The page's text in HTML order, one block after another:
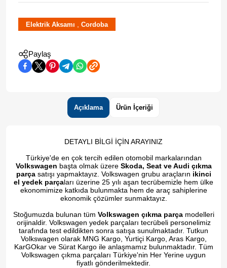
Elektrik Aksamı , Cordoba
Paylaş
Açıklama Ürün İçeriği
DETAYLI BİLGİ İÇİN ARAYINIZ
Türkiye'de en çok tercih edilen otomobil markalarından
Volkswagen başta olmak üzere Skoda, Seat ve Audi çıkma
parçasatışı yapmaktayız. Volkswagen grubu araçların ikinci
el yedek parçaları üzerine 25 yılı aşan tecrübemizle hem ülke
ekonomimize katkıda bulunmakta hem de araç sahiplerine
ekonomik çözümler sunmaktayız.
Stoğumuzda bulunan tüm Volkswagen çıkma parçamodelleri
orijinaldir. Volkswagen yedek parçaları tecrübeli personelimiz
tarafında test edildikten sonra satışa sunulmaktadır. Tutkun
Volkswagen olarak MNG Kargo, Yurtiçi Kargo, Aras Kargo,
KarGOkar ve Sürat Kargo ile anlaşmamız bulunmaktadır. Tüm
Volkswagen çıkma parçaları Türkiye'nin Her Yerine uygun
fiyatlı gönderilmektedir.